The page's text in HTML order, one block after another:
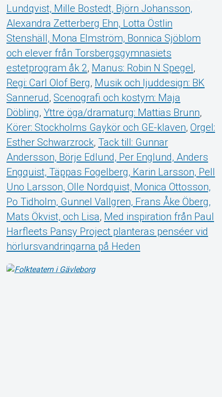
Lundqvist, Mille Bostedt, Björn Johansson,
Alexandra Zetterberg Ehn, Lotta Östlin
Stenshäll, Mona Elmström, Bonnica Sjöblom
och elever från Torsbergsgymnasiets
estetprogram åk 2, Manus: Robin N Spegel,
Regi: Carl Olof Berg, Musik och ljuddesign: BK
Sannerud, Scenografi och kostym: Maja
Döbling, Yttre öga/dramaturg: Mattias Brunn,
Körer: Stockholms Gaykör och GE-klaven, Orgel:
Esther Schwarzrock, Tack till: Gunnar
Andersson, Börje Edlund, Per Englund, Anders
Engquist, Täppas Fogelberg, Karin Larsson, Pell
Uno Larsson, Olle Nordquist, Monica Ottosson,
Po Tidholm, Gunnel Vallgren, Frans Åke Öberg,
Mats Ökvist, och Lisa, Med inspiration från Paul
Harfleets Pansy Project planteras penséer vid
hörlursvandringarna på Heden